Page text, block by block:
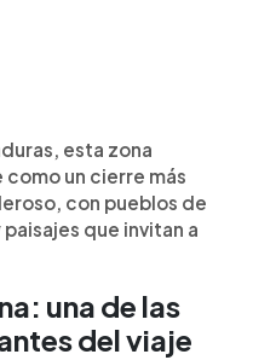
esta zona
un cierre más
con pueblos de
que invitan a
una de las
del viaje